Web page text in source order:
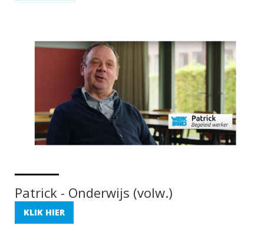
Patrick - Onderwijs (volw.)
KLIK HIER